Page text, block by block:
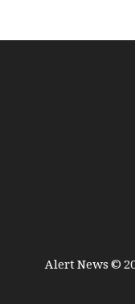
Alert News ©